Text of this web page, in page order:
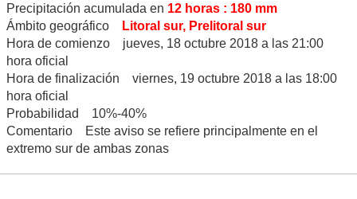
Precipitación acumulada en 12 horas : 180 mm
Ámbito geográfico
Litoral sur, Prelitoral sur
Hora de comienzo jueves, 18 octubre 2018 a las 21:00
hora oficial
Hora de finalización viernes, 19 octubre 2018 a las 18:00
hora oficial
Probabilidad 10%-40%
Comentario Este aviso se refiere principalmente en el
extremo sur de ambas zonas